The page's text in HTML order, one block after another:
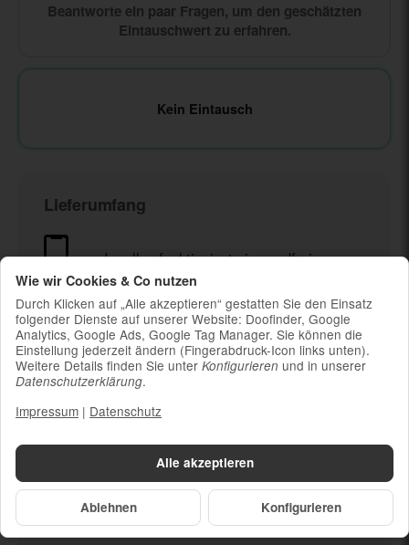
Beantworte ein paar Fragen, um den geschätzten
Eintauschwert zu erfahren.
Kein Eintausch
Lieferumfang
Ja, alles funktioniert einwandfrei
Ladekabel (ohne Ladestecker)
Um die Nachhaltigkeit zu unterstützen und
weil die meisten neueren Smartphones
kabelloses Laden ermöglichen, ist kein
Ladestecker im Lieferumfang enthalten
Dein neuesJa, alles funktioniert
einwandfrei
Alle akzeptieren
Ablehnen Konfigurieren
Wie wir Cookies & Co nutzen
Durch Klicken auf „Alle akzeptieren“ gestatten Sie den Einsatz
folgender Dienste auf unserer Website: Doofinder, Google
Analytics, Google Ads, Google Tag Manager. Sie können die
Einstellung jederzeit ändern (Fingerabdruck-Icon links unten).
Weitere Details finden Sie unter Konfigurieren und in unserer
Datenschutzerklärung.
Impressum | Datenschutz